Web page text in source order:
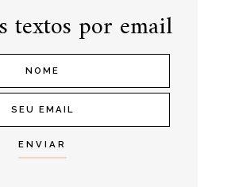
textos por email